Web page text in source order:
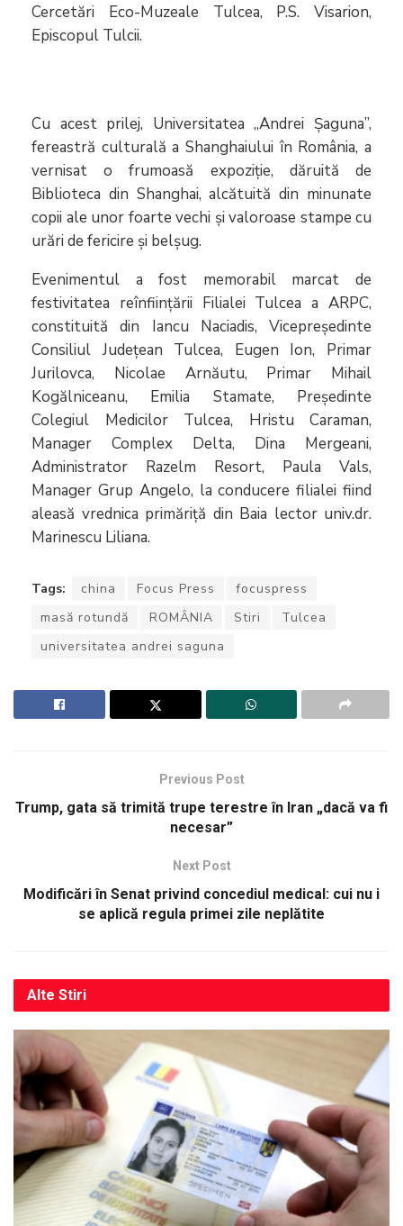
Cercetări Eco-Muzeale Tulcea, P.S. Visarion,
Episcopul Tulcii.
Cu acest prilej, Universitatea „Andrei Șaguna”,
fereastră culturală a Shanghaiului în România, a
vernisat o frumoasă expoziție, dăruită de
Biblioteca din Shanghai, alcătuită din minunate
copii ale unor foarte vechi și valoroase stampe cu
urări de fericire și belșug.
Evenimentul a fost memorabil marcat de
festivitatea reînființării Filialei Tulcea a ARPC,
constituită din Iancu Naciadis, Vicepreședinte
Consiliul Județean Tulcea, Eugen Ion, Primar
Jurilovca, Nicolae Arnăutu, Primar Mihail
Kogălniceanu, Emilia Stamate, Președinte
Colegiul Medicilor Tulcea, Hristu Caraman,
Manager Complex Delta, Dina Mergeani,
Administrator Razelm Resort, Paula Vals,
Manager Grup Angelo, la conducere filialei fiind
aleasă vrednica primăriță din Baia lector univ.dr.
Marinescu Liliana.
Tags: china Focus Press
focuspress
masă rotundă
ROMÂNIA Stiri
Tulcea
universitatea andrei saguna
Previous Post
Trump, gata să trimită trupe terestre în Iran „dacă va fi
necesar”
Next Post
Modificări în Senat privind concediul medical: cui nu i
se aplică regula primei zile neplătite
Alte Stiri